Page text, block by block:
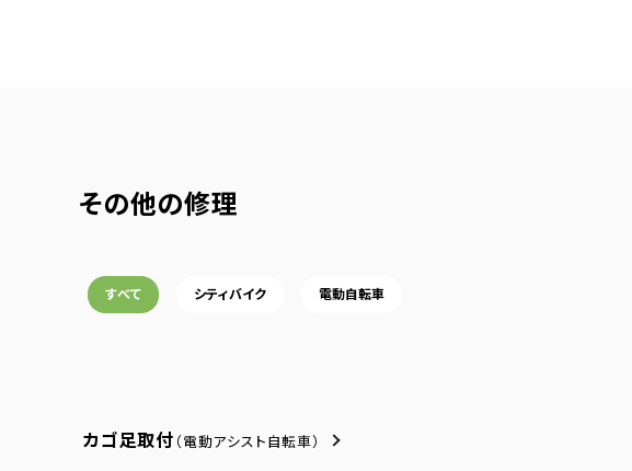
その他の修理
すべて シティバイク 電動自転車
カゴ足取付 （電動アシスト自転車）